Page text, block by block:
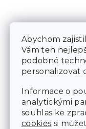
Abychom
Vám ten
podobné
personalizovat
Informace o
analytickými
souhlas ke
cookies si
SERVÍROVACÍ SET S
GUSTA